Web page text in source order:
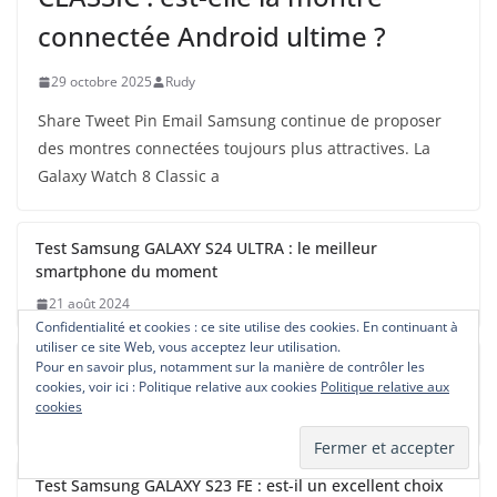
connectée Android ultime ?
29 octobre 2025 Rudy
Share Tweet Pin Email Samsung continue de proposer
des montres connectées toujours plus attractives. La
Galaxy Watch 8 Classic a
Test Samsung GALAXY S24 ULTRA : le meilleur
smartphone du moment
21 août 2024
Test Samsung GLAXY S24 : le meilleur smartphone
compact du moment
Test Samsung GALAXY S23 FE : est-il un excellent choix
Confidentialité et cookies : ce site utilise des cookies. En continuant à
utiliser ce site Web, vous acceptez leur utilisation.
Pour en savoir plus, notamment sur la manière de contrôler les
cookies, voir ici : Politique relative aux cookies Politique relative aux
cookies